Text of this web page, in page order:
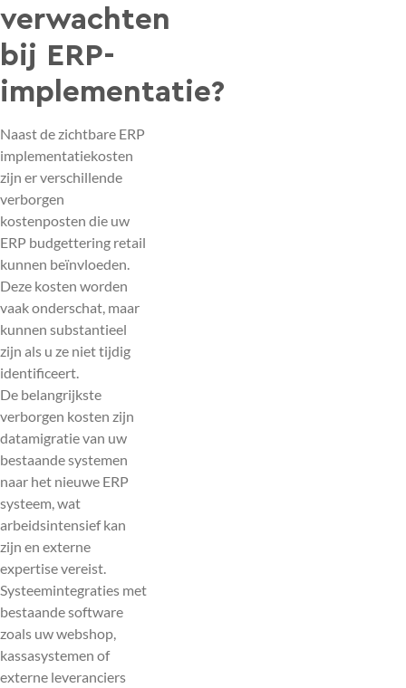
verwachten
bij ERP-
implementatie?
Naast de zichtbare ERP
implementatiekosten
zijn er verschillende
verborgen
kostenposten die uw
ERP budgettering retail
kunnen beïnvloeden.
Deze kosten worden
vaak onderschat, maar
kunnen substantieel
zijn als u ze niet tijdig
identificeert.
De belangrijkste
verborgen kosten zijn
datamigratie van uw
bestaande systemen
naar het nieuwe ERP
systeem, wat
arbeidsintensief kan
zijn en externe
expertise vereist.
Systeemintegraties met
bestaande software
zoals uw webshop,
kassasystemen of
externe leveranciers